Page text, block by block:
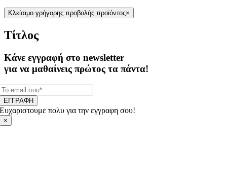
Κλείσιμο γρήγορης προβολής προϊόντος×
Τίτλος
Κάνε εγγραφή στο newsletter
για να μαθαίνεις πρώτος τα πάντα!
ΕΓΓΡΑΦΗ
Ευχαριστουμε πολυ για την εγγραφη σου!
×